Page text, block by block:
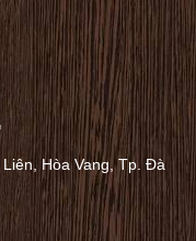
Hòa Vang, Tp. Đà